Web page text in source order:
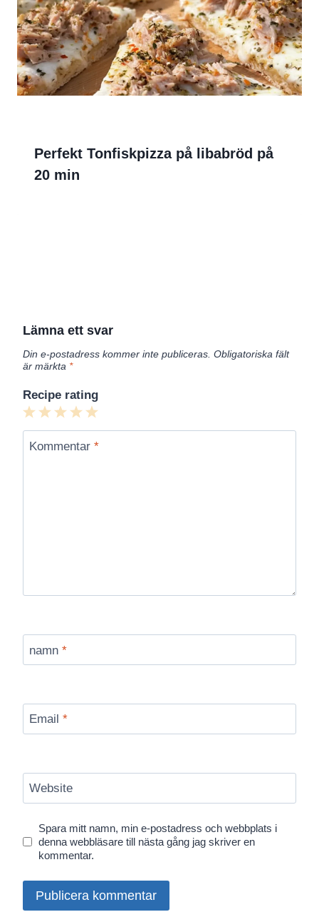
Perfekt Tonfiskpizza på libabröd på
20 min
Lämna ett svar
Din e-postadress kommer inte publiceras. Obligatoriska fält
är märkta *
Recipe rating
5
Stars
4
Stars
3
Stars
2
Stars
1
Star
Kommentar *
namn *
Email *
Website
Spara mitt namn, min e-postadress och webbplats i
denna webbläsare till nästa gång jag skriver en
kommentar.